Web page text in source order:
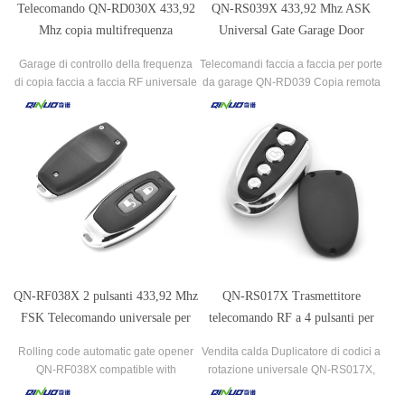
Telecomando QN-RD030X 433,92
Mhz copia multifrequenza
Garage di controllo della frequenza
di copia faccia a faccia RF universale
QN-RS039X 433,92 Mhz ASK
Universal Gate Garage Door
compatibile con Nice-smilo
Telecomandi faccia a faccia per porte
da garage QN-RD039 Copia remota
QN-RF038X 2 pulsanti 433,92 Mhz
FSK Telecomando universale per
Rolling code automatic gate opener
QN-RF038X compatible with
Merlin(M842) 433.92 Mhz.
QN-RS017X Trasmettitore
telecomando RF a 4 pulsanti per
motorizzata compatibile con ATA
Vendita calda Duplicatore di codici a
rotazione universale QN-RS017X,
compatibile con ATA (PTX-4).